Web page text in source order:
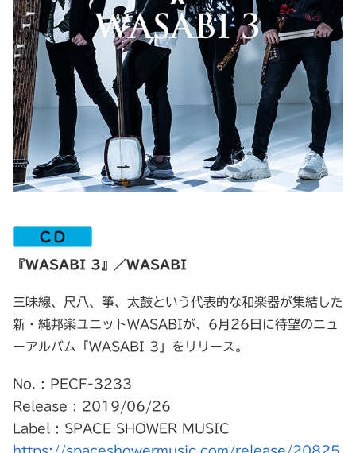
『WASABI 3』／WASABI
三味線、尺八、筝、太鼓という代表的な和楽器が集結した
新・純邦楽ユニットWASABIが、6月26日に待望のニュ
ーアルバム「WASABI 3」をリリース。
No. : PECF-3233
Release : 2019/06/26
Label : SPACE SHOWER MUSIC